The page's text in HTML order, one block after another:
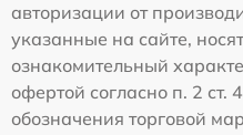
авторизации от
указанные на сайте,
ознакомительный
офертой согласно п. 2
обозначения торговой